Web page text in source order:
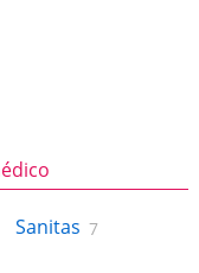
Sanitas 7